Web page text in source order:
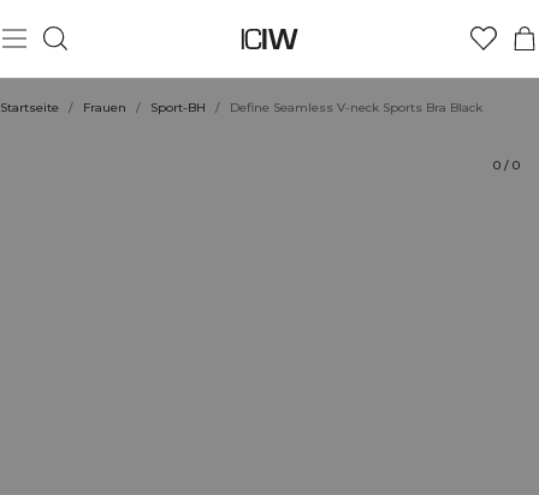
Startseite / Frauen / Sport-BH / Define Seamless V-neck Sports Bra Black
0 / 0